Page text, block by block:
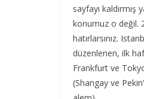
sayfayı
konumuz o değil.
hatırlarsınız.
düzenlenen, ilk
Frankfurt ve
(Shangay ve